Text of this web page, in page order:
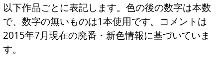
以下作品ごとに表記します。色の後の数字は本数
で、数字の無いものは1本使用です。コメントは
2015年7月現在の廃番・新色情報に基づいていま
す。